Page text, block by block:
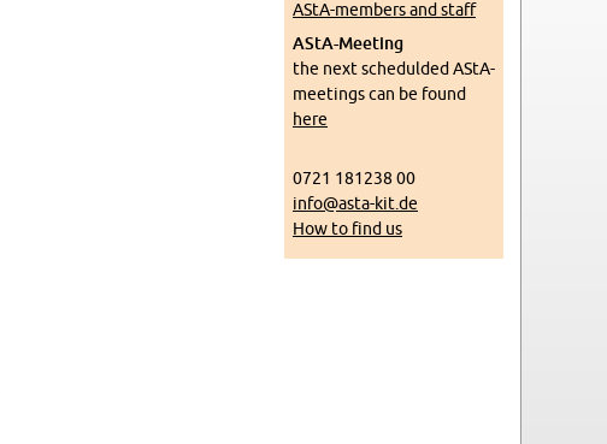
AStA-mem­bers and staff
AStA-Meet­ing
the next schedulded AStA-
meet­ings can be found
here
0721 181238 00
info@​asta-​kit.​de
How to find us